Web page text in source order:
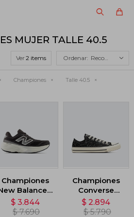
MUJER TALLE 40.5
Ver Recomendados
Championes Talle 40.5
Championes
Balance -
Negro
$ 3.844
$ 7.690
Championes
Converse
Chuck Taylor
All Star Glitter -
$ 2.894
$ 5.790